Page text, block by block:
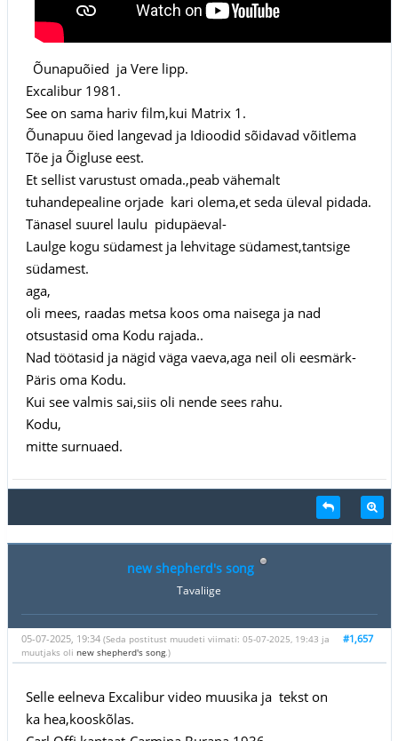
Õunapuõied ja Vere lipp.
Excalibur 1981.
See on sama hariv film,kui Matrix 1.
Õunapuu õied langevad ja Idioodid sõidavad võitlema
Tõe ja Õigluse eest.
Et sellist varustust omada.,peab vähemalt
tuhandepealine orjade kari olema,et seda üleval pidada.
Tänasel suurel laulu pidupäeval-
Laulge kogu südamest ja lehvitage südamest,tantsige
südamest.
aga,
oli mees, raadas metsa koos oma naisega ja nad
otsustasid oma Kodu rajada..
Nad töötasid ja nägid väga vaeva,aga neil oli eesmärk-
Päris oma Kodu.
Kui see valmis sai,siis oli nende sees rahu.
Kodu,
mitte surnuaed.
new shepherd's song
Tavaliige
#1,657
05-07-2025, 19:34 (Seda postitust muudeti viimati: 05-07-2025, 19:43 ja
muutjaks oli new shepherd's song.)
Selle eelneva Excalibur video muusika ja tekst on
ka hea,kooskõlas.